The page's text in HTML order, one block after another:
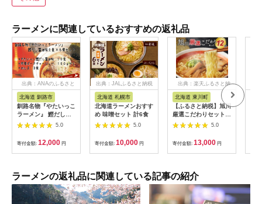
ラーメンに関連しているおすすめの返礼品
出典：ANAのふるさと
北海道 釧路市
釧路名物『やたいっこ
ラーメン』 鰹だし醤
油味2食×5袋セット
ふるさと納税 ラーメ
ン F4F-1105
5.0
寄付金額: 12,000 円
出典：JALふるさと納税
北海道 札幌市
北海道ラーメンおすす
め 味噌セット 計6食
5.0
寄付金額: 10,000 円
出典：楽天ふるさと納
北海道 東川町
【ふるさと納税】旭川
厳選こだわりセット
12食（旭川名店ラー
メン詰合せ）
5.0
寄付金額: 13,000 円
ラーメンの返礼品に関連している記事の紹介